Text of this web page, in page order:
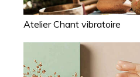
Atelier Chant vibratoire